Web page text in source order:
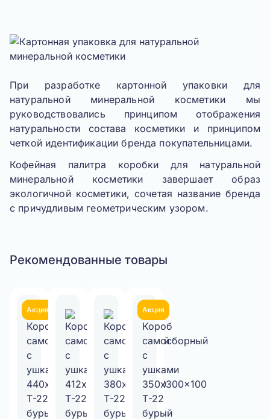
При разработке картонной упаковки для
натуральной минеральной косметики мы
руководствовались принципом отображения
натуральности состава косметики и принципом
четкой идентификации бренда покупательницами.
Кофейная палитра коробки для натуральной
минеральной косметики завершает образ
экологичной косметики, сочетая название бренда
с причудливым геометрическим узором.
Рекомендованные товары
Акция Акция